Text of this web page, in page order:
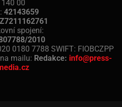
140 00
42143659
spojení:
2010
0180 7788 SWIFT: FIOBCZPP
mailu: Redakce: info@press-